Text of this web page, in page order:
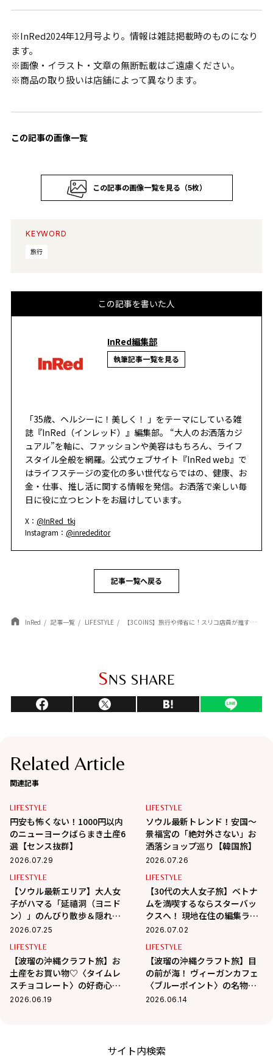
※InRed2024年12月号より。情報は雑誌掲載時のものになり
ます。
※画像・イラスト・文章の無断転載はご遠慮ください。
※商品の取り扱いは店舗によって異なります。
この記事の画像一覧
この記事の画像一覧を見る（5枚）
KEYWORD
旅行
この記事を書いた人
InRed編集部
執筆記事一覧を見る
「35歳、ヘルシーに！美しく！ 」をテーマにしている雑
誌『InRed（インレッド）』編集部。 “大人のお洒落カジ
ュアル”を軸に、ファッションや美容はもちろん、ライフ
スタイル全般を網羅。公式ウェブサイト『InRed web』で
はライフステージの変化の多い世代ならではの、健康、お
金・仕事、推し活に関する情報を発信。お洒落で楽しい毎
日に役に立つヒントをお届けしています。
X：@InRed_tkj
Instagram：@inrededitor
記事一覧へ戻る
InRed 記事一覧 LIFESTYLE 【3COINS】旅行や帰省に！スリコ店員が推す「トラベルグッズ」BEST3
SNS SHARE
Related Article
関連記事
LIFESTYLE
円安も怖くない！1000円以内
のニューヨークばらまき土産6
選【センス抜群】
2026.07.29
LIFESTYLE
ソウル最新トレンド！安国〜
景福宮の「絶対外さない」お
洒落ショップ巡り【韓国旅】
2026.07.26
LIFESTYLE
【ソウル最新エリア】大人女
子がハマる「延禧洞（ヨニド
ン）」のんびり散歩＆隠れ家
カフェ巡り
2026.07.25
LIFESTYLE
【30代の大人女子旅】ベトナ
ムを満喫するならスターバッ
クスへ！ 現地在住の編集ライ
ター相馬の海外生活 in ベトナ
2026.07.02
LIFESTYLE
【波瑠の沖縄クラフト旅】お
土産をお買い物♡〈タイムレ
スチョコレート〉の好奇心を
刺激するチョコに夢中！
2026.06.19
LIFESTYLE
【波瑠の沖縄クラフト旅】目
の前が海！ ヴィーガンカフェ
〈ブルーポイント〉の名物フ
ァラフェルサンドが絶品
2026.06.14
サイト内検索